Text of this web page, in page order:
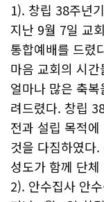
1). 창립 38주년
지난 9월 7일 교
통합예배를 드렸
마음 교회의 시
얼마나 많은 축
려드렸다. 창립
전과 설립 목적
것을 다짐하였다
성도가 함께 단
2). 안수집사 안